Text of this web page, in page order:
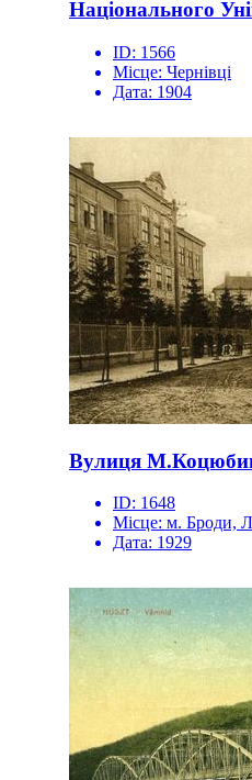
Національного
ID: 1566
Місце: Чернівці
Дата: 1904
Вулиця
ID: 1648
Місце: м. Броди,
Дата: 1929